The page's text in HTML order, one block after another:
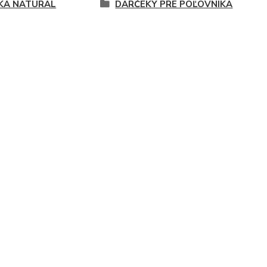
NATURAL
DARČEKY PRE POĽOVNÍKA